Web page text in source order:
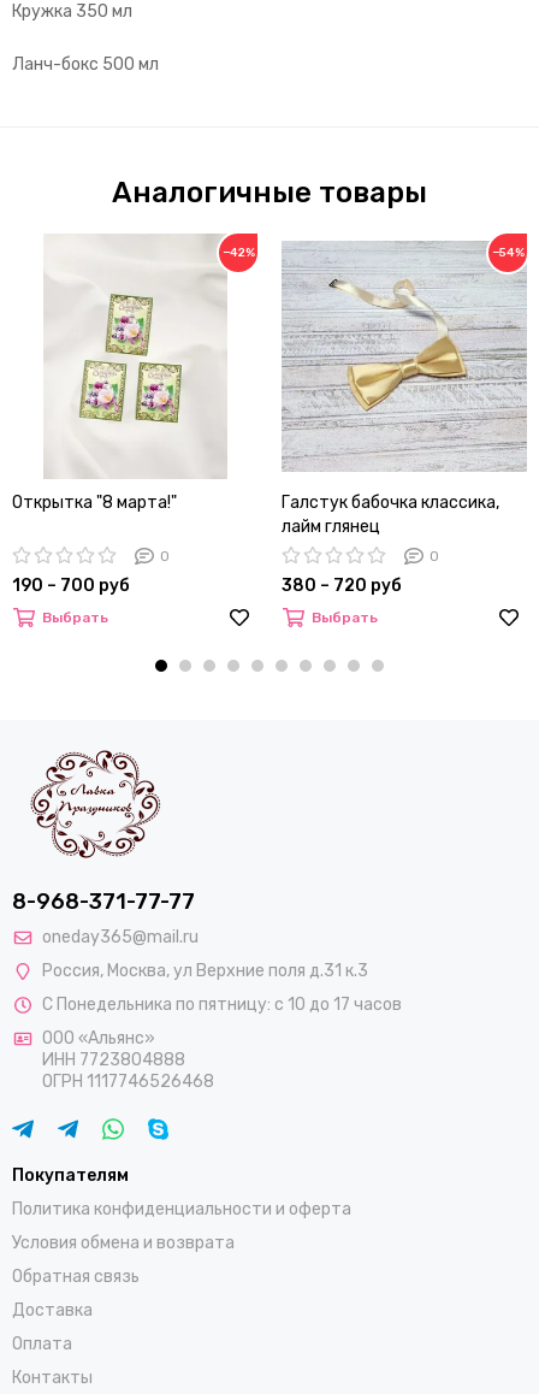
Кружка 350 мл
Ланч-бокс 500 мл
Аналогичные товары
−42%
Открытка "8 марта!"
0
190 – 700 руб
Выбрать
−54%
Галстук бабочка классика,
лайм глянец
0
380 – 720 руб
Выбрать
8-968-371-77-77
oneday365@mail.ru
Россия, Москва,ул Верхние поля д.31 к.3
С Понедельника по пятницу: с 10 до 17 часов
ООО «Альянс»
ИНН 7723804888
ОГРН 1117746526468
Покупателям
Политика конфиденциальности и оферта
Условия обмена и возврата
Обратная связь
Доставка
Оплата
Контакты